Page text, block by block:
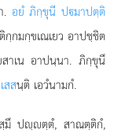
. อยํ ภิกฺขุนี ปมาปตฺติ
กมกฺขเณเยว อาปชฺชิต
าเน อาปนฺนา. ภิกฺขุนึ
สสนฺติ เอวํนามกํ.
มึ ปฺตฺตํ, สาณตฺติกํ,